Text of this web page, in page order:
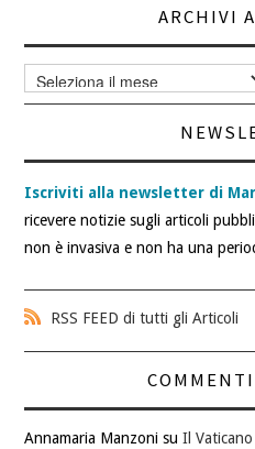
ARCHIVI
Archivi
articoli
Iscriviti alla newsletter di
ricevere notizie sugli articoli
non è invasiva e non ha una
RSS FEED di tutti gli Articoli
Annamaria Manzoni suIl